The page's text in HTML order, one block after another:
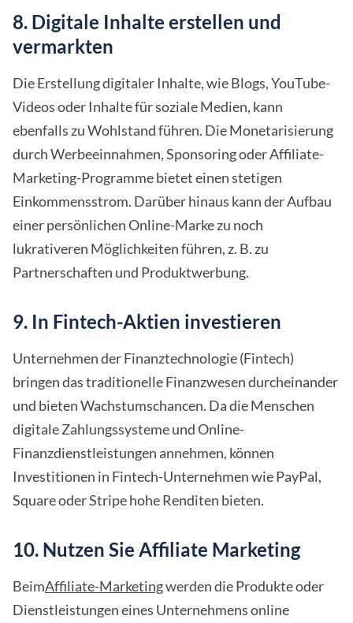
8. Digitale Inhalte erstellen und
vermarkten
Die Erstellung digitaler Inhalte, wie Blogs, YouTube-
Videos oder Inhalte für soziale Medien, kann
ebenfalls zu Wohlstand führen. Die Monetarisierung
durch Werbeeinnahmen, Sponsoring oder Affiliate-
Marketing-Programme bietet einen stetigen
Einkommensstrom. Darüber hinaus kann der Aufbau
einer persönlichen Online-Marke zu noch
lukrativeren Möglichkeiten führen, z. B. zu
Partnerschaften und Produktwerbung.
9. In Fintech-Aktien investieren
Unternehmen der Finanztechnologie (Fintech)
bringen das traditionelle Finanzwesen durcheinander
und bieten Wachstumschancen. Da die Menschen
digitale Zahlungssysteme und Online-
Finanzdienstleistungen annehmen, können
Investitionen in Fintech-Unternehmen wie PayPal,
Square oder Stripe hohe Renditen bieten.
10. Nutzen Sie Affiliate Marketing
BeimAffiliate-Marketingwerden die Produkte oder
Dienstleistungen eines Unternehmens online